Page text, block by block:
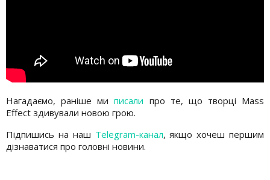
Нагадаємо, раніше миписали про те, що творці Mass
Effect здивували новою грою.
Підпишись на наш Telegram-канал, якщо хочеш першим
дізнаватися про головні новини.